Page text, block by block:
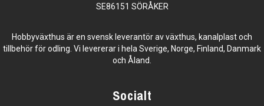
SE86151 SÖRÅKER
Hobbyväxthus är en svensk leverantör av växthus, kanalplast och
tillbehör för odling. Vi levererar i hela Sverige, Norge, Finland, Danmark
och Åland.
Socialt